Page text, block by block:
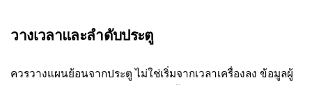
วางเวลาและลำดับประตู
ควรวางแผนย้อนจากประตู ไม่ใช่เริ่มจากเวลาเครื่องลง ข้อมูลผู้